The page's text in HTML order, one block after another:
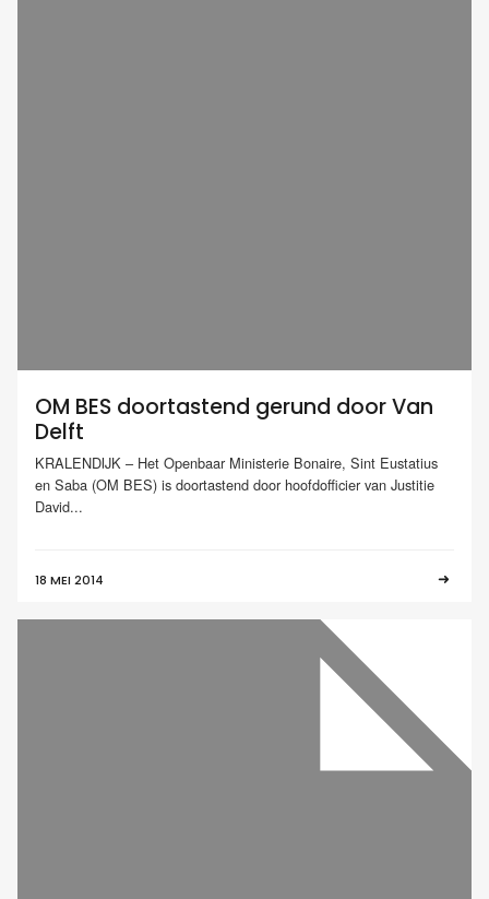
OM BES doortastend gerund door Van
Delft
KRALENDIJK – Het Openbaar Ministerie Bonaire, Sint Eustatius
en Saba (OM BES) is doortastend door hoofdofficier van Justitie
David...
18 MEI 2014